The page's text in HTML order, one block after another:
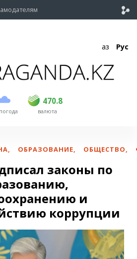
Қаз Рус
погода
470.8
468.5 470.8
EUR валюта
, ОБРАЗОВАНИЕ, ОБЩЕСТВО,
законы по
и
коррупции